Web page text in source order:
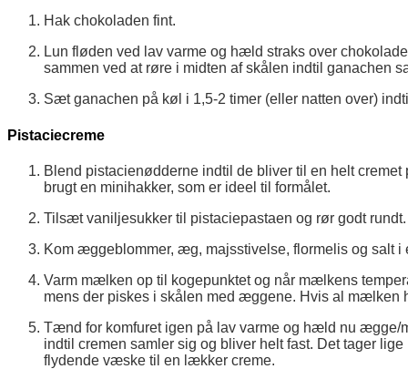
Hak chokoladen fint.
Lun fløden ved lav varme og hæld straks over
sammen ved at røre i midten af skålen indtil ganachen
Sæt ganachen på køl i 1,5-2 timer (eller natten over)
Pistaciecreme
Blend pistacienødderne indtil de bliver til en helt
brugt en minihakker, som er ideel til formålet.
Tilsæt vaniljesukker til pistaciepastaen og rør godt rundt.
Kom æggeblommer, æg, majsstivelse, flormelis og salt i
Varm mælken op til kogepunktet og når mælkens
mens der piskes i skålen med æggene. Hvis al
Tænd for komfuret igen på lav varme og hæld nu
indtil cremen samler sig og bliver helt fast. Det tager
flydende væske til en lækker creme.